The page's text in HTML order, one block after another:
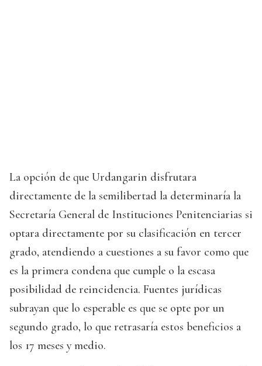
La opción de que Urdangarin disfrutara
directamente de la semilibertad la determinaría la
Secretaría General de Instituciones Penitenciarias si
optara directamente por su clasificación en tercer
grado, atendiendo a cuestiones a su favor como que
es la primera condena que cumple o la escasa
posibilidad de reincidencia. Fuentes jurídicas
subrayan que lo esperable es que se opte por un
segundo grado, lo que retrasaría estos beneficios a
los 17 meses y medio.